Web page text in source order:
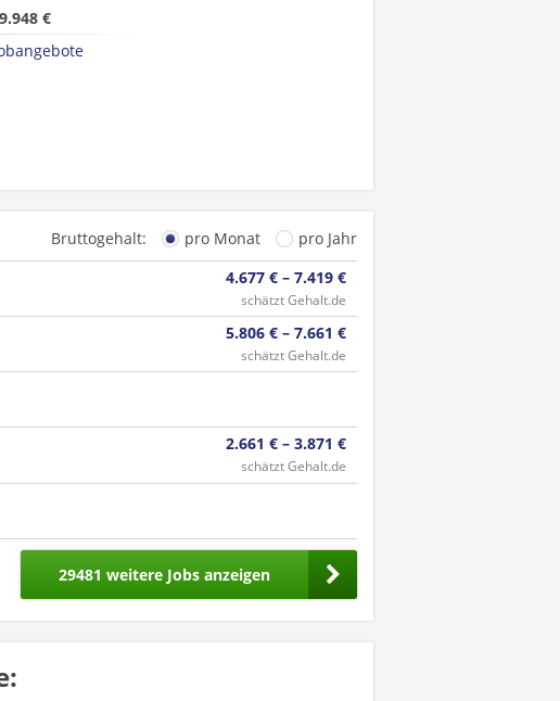
9.948 €
Bruttogehalt: pro Monat
pro Jahr
4.677 € – 7.419 €
schätzt Gehalt.de
5.806 € – 7.661 €
schätzt Gehalt.de
2.661 € – 3.871 €
schätzt Gehalt.de
29481 weitere Jobs anzeigen